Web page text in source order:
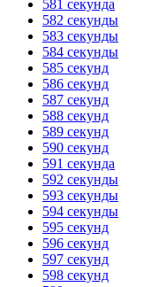
581 секунда
582 секунды
583 секунды
584 секунды
585 секунд
586 секунд
587 секунд
588 секунд
589 секунд
590 секунд
591 секунда
592 секунды
593 секунды
594 секунды
595 секунд
596 секунд
597 секунд
598 секунд